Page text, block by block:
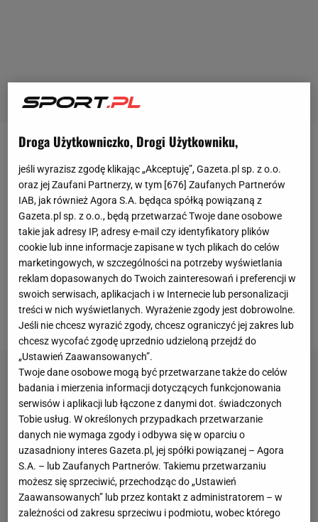
Dla żeńskiej sztafety 4x400 metrów finał mistrzostw
Europy w Rzymie był głównym sprawdzianem przed
igrzyskami olimpijskimi w Paryżu, gdzie Polki będą
broniły srebrnych medali z Tokio. Wicemistrzynie
Europy z Monachium (2022) chciały jednak
potwierdzić, że wraz ze świeżo koronowaną
mistrzynią Europy i rekordzistką PolskiNatalią
Kaczmarekwciąż są w stanie walczyć o najwyższe
laury.
Droga Użytkowniczko, Drogi Użytkowniku,
jeśli wyrazisz zgodę klikając „Akceptuję”, Gazeta.pl sp. z o.o.
oraz jej Zaufani Partnerzy, w tym [676] Zaufanych Partnerów
IAB, jak również Agora S.A. będąca spółką powiązaną z
Gazeta.pl sp. z o.o., będą przetwarzać Twoje dane osobowe
takie jak adresy IP, adresy e-mail czy identyfikatory plików
cookie lub inne informacje zapisane w tych plikach do celów
marketingowych, w szczególności na potrzeby wyświetlania
reklam dopasowanych do Twoich zainteresowań i preferencji w
swoich serwisach, aplikacjach i w Internecie lub personalizacji
treści w nich wyświetlanych. Wyrażenie zgody jest dobrowolne.
Jeśli nie chcesz wyrazić zgody, chcesz ograniczyć jej zakres lub
chcesz wycofać zgodę uprzednio udzieloną przejdź do
„Ustawień Zaawansowanych”.
Twoje dane osobowe mogą być przetwarzane także do celów
badania i mierzenia informacji dotyczących funkcjonowania
serwisów i aplikacji lub łączone z danymi dot. świadczonych
Tobie usług. W określonych przypadkach przetwarzanie
danych nie wymaga zgody i odbywa się w oparciu o
uzasadniony interes Gazeta.pl, jej spółki powiązanej – Agora
S.A. – lub Zaufanych Partnerów. Takiemu przetwarzaniu
możesz się sprzeciwić, przechodząc do „Ustawień
Zaawansowanych” lub przez kontakt z administratorem – w
zależności od zakresu sprzeciwu i podmiotu, wobec którego